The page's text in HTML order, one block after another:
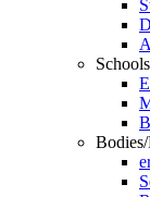
Schools